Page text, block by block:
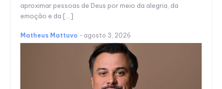
aproximar pessoas de Deus por meio da alegria, da
emoção e da […]
Matheus Mattuvo - agosto 3, 2026